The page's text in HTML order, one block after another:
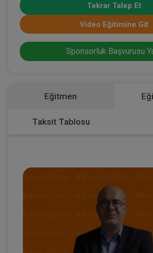
Tekrar Talep Et
Video Eğitimine Git
Sponsorluk Başvurusu
Eğitmen
Taksit Tablosu